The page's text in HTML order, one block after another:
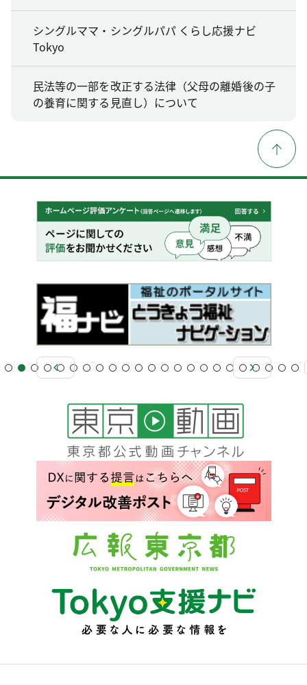
シングルママ・シングルパパ くらし応援ナビ
Tokyo
民法等の一部を改正する法律（父母の離婚後の子
の養育に関する見直し）について